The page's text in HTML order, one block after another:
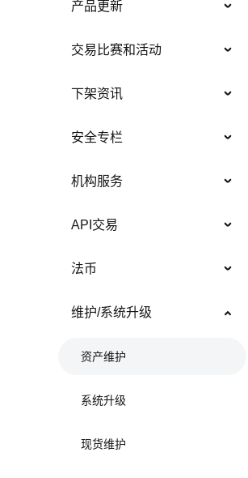
产品更新
交易比赛和活动
下架资讯
安全专栏
机构服务
API交易
法币
维护/系统升级
资产维护
系统升级
现货维护